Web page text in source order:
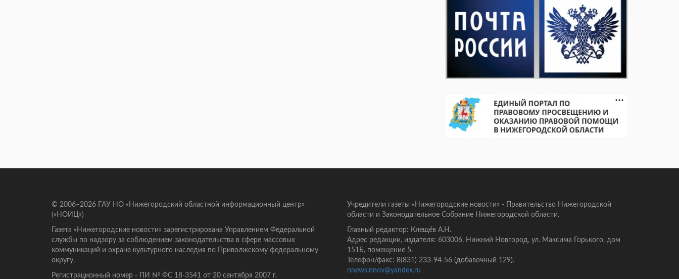
© 2006–2026 ГАУ НО «Нижегородский областной информационный центр»
(«НОИЦ»)
Газета «Нижегородские новости» зарегистрирована Управлением Федеральной
службы по надзору за соблюдением законодательства в сфере массовых
коммуникаций и охране культурного наследия по Приволжскому федеральному
округу.
Регистрационный номер - ПИ № ФС 18-3541 от 20 сентября 2007 г.
Учредители газеты «Нижегородские новости» - Правительство Нижегородской
области и Законодательное Собрание Нижегородской области.
Главный редактор: Клещёв А.Н.
Адрес редакции, издателя: 603006, Нижний Новгород, ул. Максима Горького, дом
151Б, помещение 5.
Телефон/факс: 8(831) 233-94-56 (добавочный 129).
nnews.nnov@yandex.ru